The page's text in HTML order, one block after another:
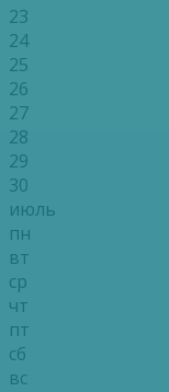
23
24
25
26
27
28
29
30
июль
пн
вт
ср
чт
пт
сб
вс